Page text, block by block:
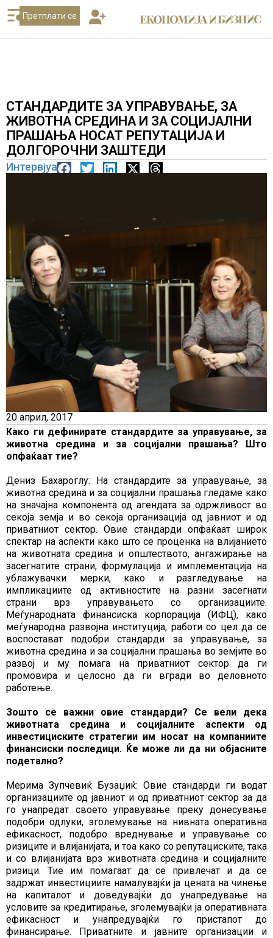
Претплати се
СТАНДАРДИТЕ ЗА УПРАВУВАЊЕ, ЗА
ЖИВОТНА СРЕДИНА И ЗА СОЦИЈАЛНИ
ПРАШАЊА НОСАТ РЕПУТАЦИЈА И
ДОЛГОРОЧНИ ЗАШТЕДИ
Интервјуа
20 април, 2017
Како ги дефинирате стандардите за управување, за
животна средина и за социјални прашања? Што
опфаќаат тие?
Дениз Бахароглу: На стандардите за управување, за
животна средина и за социјални прашања гледаме како
на значајна компонента од агендата за одржливост во
секоја земја и во секоја организација од јавниот и од
приватниот сектор. Овие стандарди опфаќаат широк
спектар на аспекти како што се проценка на влијанието
на животната средина и општеството, ангажирање на
засегнатите страни, формулација и имплементација на
ублажувачки мерки, како и разгледување на
импликациите од активностите на разни засегнати
страни врз управувањето со организациите.
Меѓународната финансиска корпорација (ИФЦ), како
меѓународна развојна институција, работи со цел да се
воспостават подобри стандарди за управување, за
животна средина и за социјални прашања во земјите во
развој и му помага на приватниот сектор да ги
промовира и целосно да ги вгради во деловното
работење.
Зошто се важни овие стандарди? Се вели дека
животната средина и социјалните аспекти од
инвестициските стратегии им носат на компаниите
финансиски последици. Ќе може ли да ни објасните
подетално?
Мерима Зупчевиќ Бузаџиќ: Овие стандарди ги водат
организациите од јавниот и од приватниот сектор за да
го унапредат своето управување преку донесување
подобри одлуки, зголемување на нивната оперативна
ефикасност, подобро вреднување и управување со
ризиците и влијанијата, и тоа како со репутациските, така
и со влијанијата врз животната средина и социјалните
ризици. Тие им помагаат да се привлечат и да се
задржат инвестициите намалувајќи ја цената на чинење
на капиталот и доведувајќи до унапредување на
условите за кредитирање, зголемувајќи ја оперативната
ефикасност и унапредувајќи го пристапот до
финансирање. Приватните и јавните организации и